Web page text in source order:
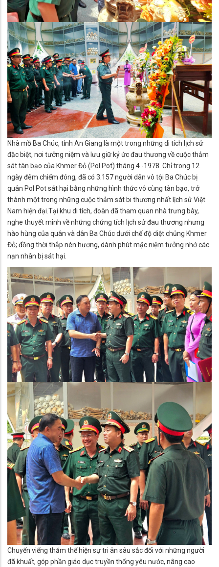
Nhà mồ Ba Chúc, tỉnh An Giang là một trong những di tích lịch sử
đặc biệt, nơi tưởng niệm và lưu giữ ký ức đau thương về cuộc thảm
sát tàn bạo của Khmer Đỏ (Pol Pot) tháng 4 -1978. Chỉ trong 12
ngày đêm chiếm đóng, đã có 3.157 người dân vô tội Ba Chúc bị
quân Pol Pot sát hại bằng những hình thức vô cùng tàn bạo, trở
thành một trong những cuộc thảm sát bi thương nhất lịch sử Việt
Nam hiện đại.Tại khu di tích, đoàn đã tham quan nhà trưng bày,
nghe thuyết minh về những chứng tích lịch sử đau thương nhưng
hào hùng của quân và dân Ba Chúc dưới chế độ diệt chủng Khmer
Đỏ; đồng thời thắp nén hương, dành phút mặc niệm tưởng nhớ các
nạn nhân bị sát hại.
Chuyến viếng thăm thể hiện sự tri ân sâu sắc đối với những người
đã khuất, góp phần giáo dục truyền thống yêu nước, nâng cao